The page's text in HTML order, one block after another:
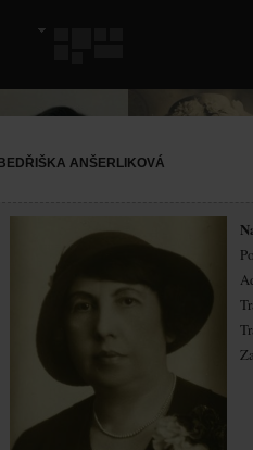
BEDŘIŠKA ANŠERLIKOVÁ